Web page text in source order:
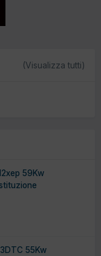
(Visualizza tutti)
59Kw
55Kw